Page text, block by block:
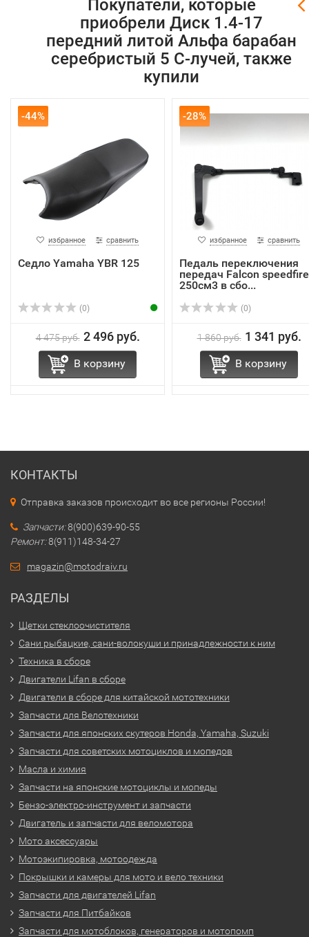
Покупатели, которые
приобрели Диск 1.4-17
передний литой Альфа барабан
серебристый 5 С-лучей, также
купили
-44%
избранное сравнить
Седло Yamaha YBR 125
(0)
4 475 руб. 2 496 руб.
В корзину
-28%
избранное сравнить
Педаль переключения
передач Falcon speedfire
250см3 в сбо...
(0)
1 860 руб. 1 341 руб.
В корзину
КОНТАКТЫ
Отправка заказов происходит во все регионы России!
Запчасти:8(900)639-90-55
Ремонт:8(911)148-34-27
magazin@motodraiv.ru
РАЗДЕЛЫ
Щетки стеклоочистителя
Сани рыбацкие, сани-волокуши и принадлежности к ним
Техника в сборе
Двигатели Lifan в сборе
Двигатели в сборе для китайской мототехники
Запчасти для Велотехники
Запчасти для японских скутеров Honda, Yamaha, Suzuki
Запчасти для советских мотоциклов и мопедов
Масла и химия
Запчасти на японские мотоциклы и мопеды
Бензо-электро-инструмент и запчасти
Двигатель и запчасти для веломотора
Мото аксессуары
Мотоэкипировка, мотоодежда
Покрышки и камеры для мото и вело техники
Запчасти для двигателей Lifan
Запчасти для Питбайков
Запчасти для мотоблоков, генераторов и мотопомп